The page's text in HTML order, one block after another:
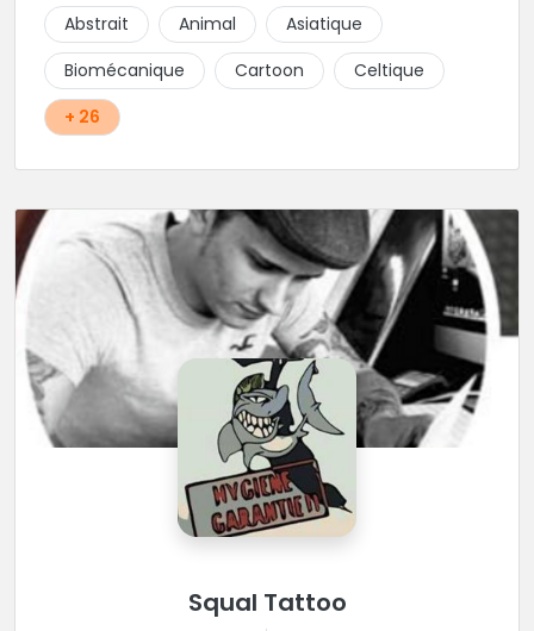
d'hygiène les plus strictes. Du new-school, du old
school, fantasy ou encore réaliste, Niko, Anthony,
Cody et les nombreux Guest seront adapter vos
idées en tatouages uniques et créatifs.
Abstrait Animal
Asiatique
Biomécanique
Cartoon
Celtique
+ 26
Squal Tattoo